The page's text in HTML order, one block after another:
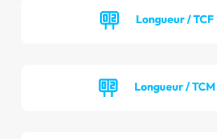
Longueur / TCF
Longueur / TCM